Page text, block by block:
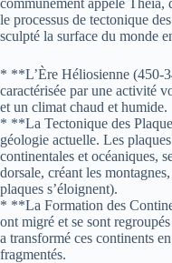
communément appelé Théia,
le processus de tectonique
sculpté la surface du monde
* **L’Ère Héliosienne (450-
caractérisée par une activité
et un climat chaud et humide.
* **La Tectonique des
géologie actuelle. Les
continentales et océaniques,
dorsale, créant les
plaques s’éloignent).
* **La Formation des
ont migré et se sont
a transformé ces continents
fragmentés.